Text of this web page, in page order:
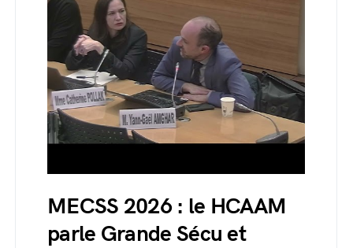
MECSS 2026 : le HCAAM
parle Grande Sécu et